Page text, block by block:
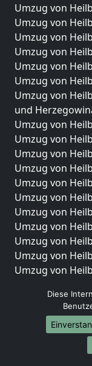
Umzug von
Umzug von
Umzug von
Umzug von
Umzug von
Umzug von
Umzug von
und
Umzug von
Umzug von
Umzug von
Umzug von
Umzug von
Umzug von
Umzug von
Umzug von
Umzug von
Umzug von
Umzug von
Umzug von
Umzüge-
Umzug von
Umzug von
Diese